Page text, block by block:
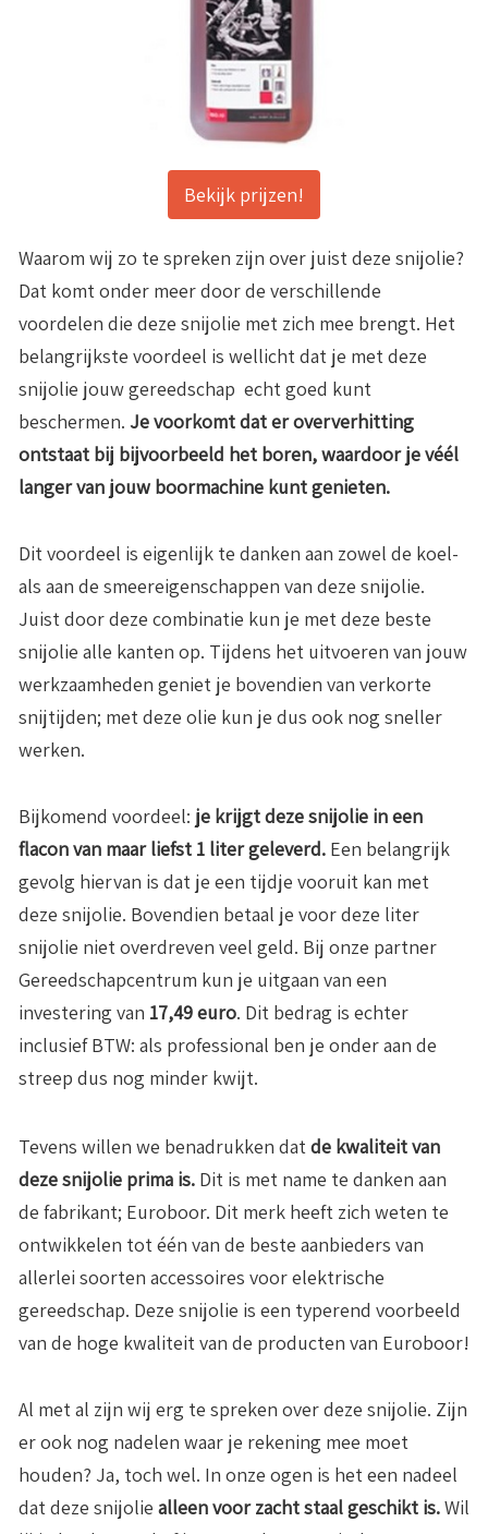
Bekijk prijzen!
Waarom wij zo te spreken zijn over juist deze snijolie?
Dat komt onder meer door de verschillende
voordelen die deze snijolie met zich mee brengt. Het
belangrijkste voordeel is wellicht dat je met deze
snijolie jouw gereedschap echt goed kunt
beschermen. Je voorkomt dat er oververhitting
ontstaat bij bijvoorbeeld het boren, waardoor je véél
langer van jouw boormachine kunt genieten.
Dit voordeel is eigenlijk te danken aan zowel de koel-
als aan de smeereigenschappen van deze snijolie.
Juist door deze combinatie kun je met deze beste
snijolie alle kanten op. Tijdens het uitvoeren van jouw
werkzaamheden geniet je bovendien van verkorte
snijtijden; met deze olie kun je dus ook nog sneller
werken.
Bijkomend voordeel: je krijgt deze snijolie in een
flacon van maar liefst 1 liter geleverd. Een belangrijk
gevolg hiervan is dat je een tijdje vooruit kan met
deze snijolie. Bovendien betaal je voor deze liter
snijolie niet overdreven veel geld. Bij onze partner
Gereedschapcentrum kun je uitgaan van een
investering van 17,49 euro. Dit bedrag is echter
inclusief BTW: als professional ben je onder aan de
streep dus nog minder kwijt.
Tevens willen we benadrukken datde kwaliteit van
deze snijolie prima is. Dit is met name te danken aan
de fabrikant; Euroboor. Dit merk heeft zich weten te
ontwikkelen tot één van de beste aanbieders van
allerlei soorten accessoires voor elektrische
gereedschap. Deze snijolie is een typerend voorbeeld
van de hoge kwaliteit van de producten van Euroboor!
Al met al zijn wij erg te spreken over deze snijolie. Zijn
er ook nog nadelen waar je rekening mee moet
houden? Ja, toch wel. In onze ogen is het een nadeel
dat deze snijolie alleen voor zacht staal geschikt is.Wil